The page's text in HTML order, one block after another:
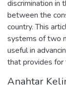
discrimination in
between the
country. This
systems of two
useful in
that provides for
Anahtar